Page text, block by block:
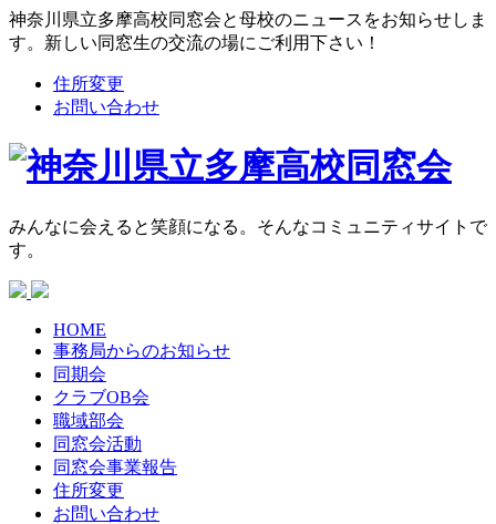
神奈川県立多摩高校同窓会と母校のニュースをお知らせしま
す。新しい同窓生の交流の場にご利用下さい！
住所変更
お問い合わせ
みんなに会えると笑顔になる。そんなコミュニティサイトで
す。
HOME
事務局からのお知らせ
同期会
クラブOB会
職域部会
同窓会活動
同窓会事業報告
住所変更
お問い合わせ